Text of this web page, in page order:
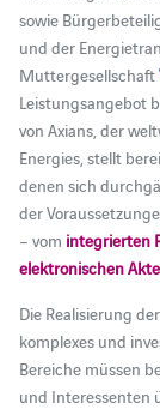
sowie
und der
Muttergesellschaft
Leistungsangebot
von Axians, der
Energies, stellt
denen sich
der
– vom integrierten
elektronischen Akte
Die Realisierung
komplexes und
Bereiche müssen
und Interessenten